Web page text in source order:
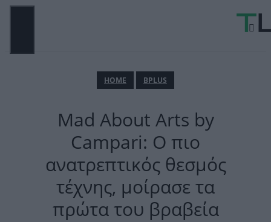
Μετάβαση
ΗΟΜΕ BPLUS
Mad About Arts by
Campari: Ο πιο
ανατρεπτικός θεσμός
τέχνης, μοίρασε τα
πρώτα του βραβεία